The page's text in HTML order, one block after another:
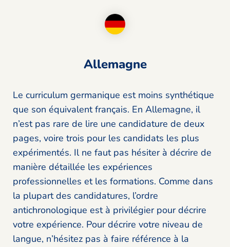
Allemagne
Le curriculum germanique est moins synthétique
que son équivalent français. En Allemagne, il
n’est pas rare de lire une candidature de deux
pages, voire trois pour les candidats les plus
expérimentés. Il ne faut pas hésiter à décrire de
manière détaillée les expériences
professionnelles et les formations. Comme dans
la plupart des candidatures, l’ordre
antichronologique est à privilégier pour décrire
votre expérience. Pour décrire votre niveau de
langue, n’hésitez pas à faire référence à la